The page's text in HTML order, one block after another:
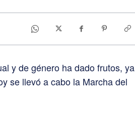
y de género ha dado frutos, ya
se llevó a cabo la Marcha del